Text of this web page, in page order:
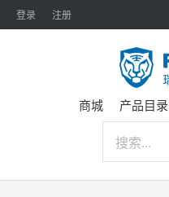
登录 注册
商城 产品目录